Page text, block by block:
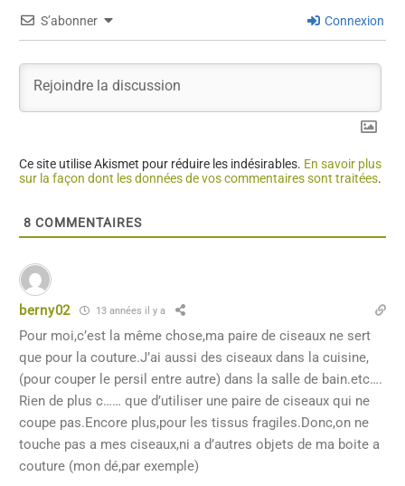
S’abonner Connexion
Ce site utilise Akismet pour réduire les indésirables. En savoir plus
sur la façon dont les données de vos commentaires sont traitées.
8 COMMENTAIRES
berny02 13 années il y a
Pour moi,c’est la même chose,ma paire de ciseaux ne sert
que pour la couture.J’ai aussi des ciseaux dans la cuisine,
(pour couper le persil entre autre) dans la salle de bain.etc….
Rien de plus c…… que d’utiliser une paire de ciseaux qui ne
coupe pas.Encore plus,pour les tissus fragiles.Donc,on ne
touche pas a mes ciseaux,ni a d’autres objets de ma boite a
couture (mon dé,par exemple)